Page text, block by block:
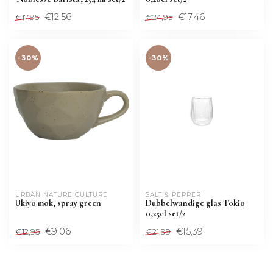
€17,95 €12,56 €24,95 €17,46
-30%
URBAN NATURE CULTURE
Ukiyo mok, spray green
€12,95 €9,06
-30%
SALT & PEPPER
Dubbelwandige glas Tokio
0,25cl set/2
€21,99 €15,39